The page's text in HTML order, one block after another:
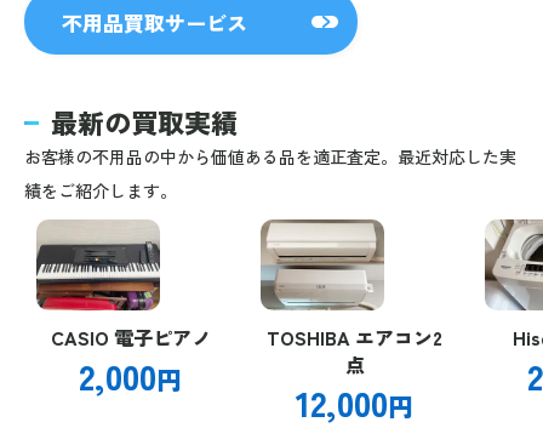
不用品買取サービス
最新の買取実績
お客様の不用品の中から価値ある品を適正査定。最近対応した実
績をご紹介します。
CASIO 電子ピアノ
2,000円
TOSHIBA エアコン2
点
12,000円